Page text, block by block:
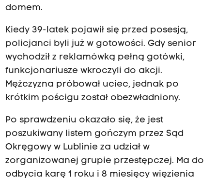
domem.
Kiedy 39-latek pojawił się przed posesją,
policjanci byli już w gotowości. Gdy senior
wychodził z reklamówką pełną gotówki,
funkcjonariusze wkroczyli do akcji.
Mężczyzna próbował uciec, jednak po
krótkim pościgu został obezwładniony.
Po sprawdzeniu okazało się, że jest
poszukiwany listem gończym przez Sąd
Okręgowy w Lublinie za udział w
zorganizowanej grupie przestępczej. Ma do
odbycia karę 1 roku i 8 miesięcy więzienia